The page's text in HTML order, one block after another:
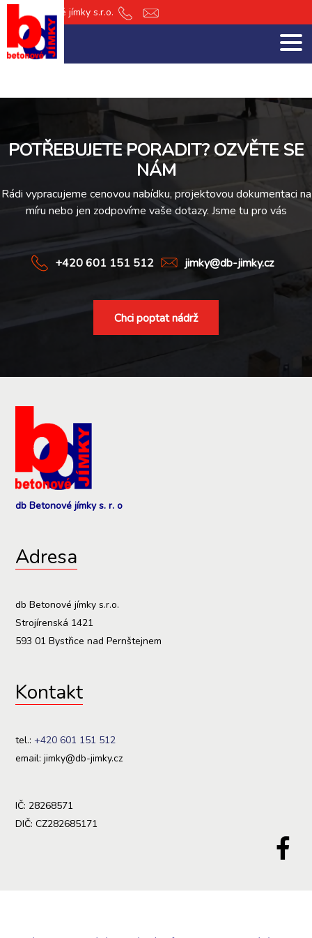
db Betonové jímky s.r.o.
+420jimky@db-
POTŘEBUJETE PORADIT? OZVĚTE SE
NÁM
Rádi vypracujeme cenovou nabídku, projektovou dokumentaci na
míru nebo jen zodpovíme vaše dotazy. Jsme tu pro vás
+420 601 151 512 jimky@db-jimky.cz
Chci poptat nádrž
db Betonové jímky s. r. o
Adresa
db Betonové jímky s.r.o.
Strojírenská 1421
593 01 Bystřice nad Pernštejnem
Kontakt
tel.: +420 601 151 512
email: jimky@db-jimky.cz
IČ: 28268571
DIČ: CZ282685171